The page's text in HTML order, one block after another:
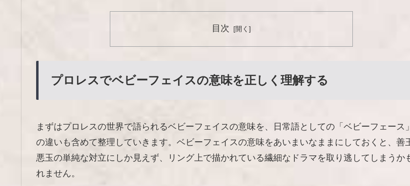
目次
プロレスでベビーフェイスの意味を正しく理解する
まずはプロレスの世界で語られるベビーフェイスの意味を、日常語としての「ベビーフェース
の違いも含めて整理していきます。ベビーフェイスの意味をあいまいなままにしておくと、善
悪玉の単純な対立にしか見えず、リング上で描かれている繊細なドラマを取り逃してしまうか
れません。